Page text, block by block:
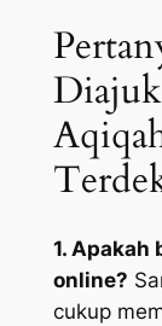
1. Apakah
online?
cukup